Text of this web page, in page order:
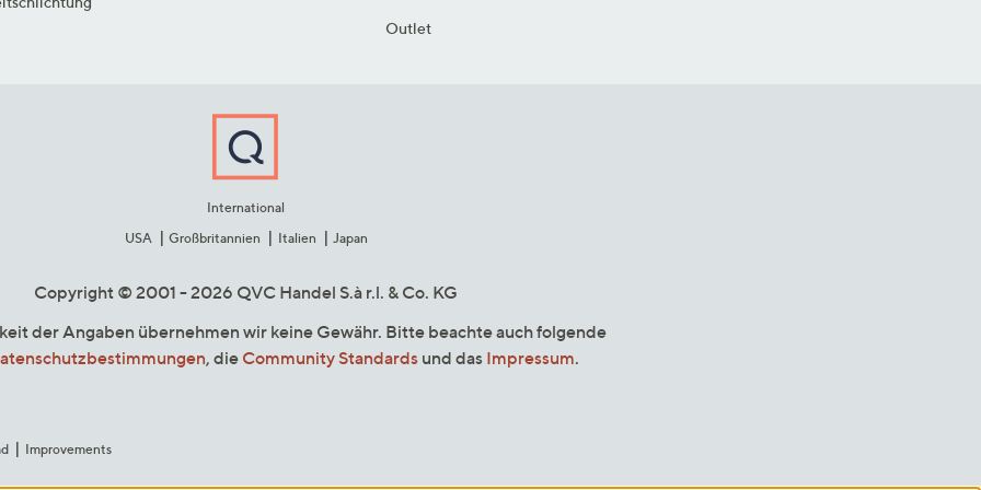
Outlet
International
USA
Großbritannien Italien Japan
Copyright © 2001 - 2026 QVC Handel S.à r.l. & Co. KG
der Angaben übernehmen wir keine Gewähr. Bitte beachte auch folgende
, die Community Standardsund das Impressum.
Improvements